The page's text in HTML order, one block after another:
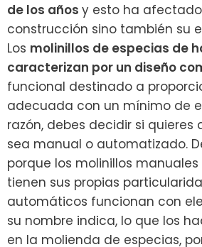
de los años y esto ha
construcción sino también su
Los molinillos de especias de
caracterizan por un diseño
funcional destinado a
adecuada con un mínimo de
razón, debes decidir si quieres
sea manual o automatizado.
porque los molinillos
tienen sus propias
automáticos funcionan con
su nombre indica, lo que los
en la molienda de especias,